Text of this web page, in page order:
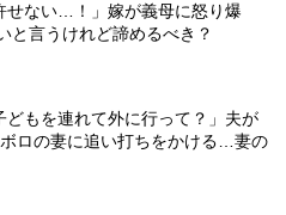
せない…！」嫁が義母に怒り爆
と言うけれど諦めるべき？
どもを連れて外に行って？」夫が
ロの妻に追い打ちをかける…妻の